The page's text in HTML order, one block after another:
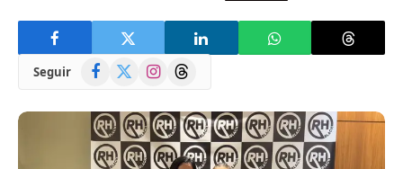
Seguir Facebook
(Twitter)
InstagramThreads